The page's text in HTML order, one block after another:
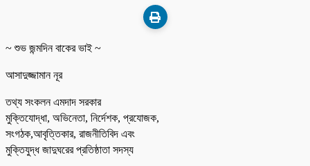
~ শুভ জন্মদিন বাকের ভাই ~
আসাদুজ্জামান নূর
তথ্য সংকলন এমদাদ সরকার
মুক্তিযোদ্ধা, অভিনেতা, নির্দেশক, প্রযোজক,
সংগঠক,আবৃত্তিকার, রাজনীতিবিদ এবং
মুক্তিযুদ্ধ জাদুঘরের প্রতিষ্ঠাতা সদস্য